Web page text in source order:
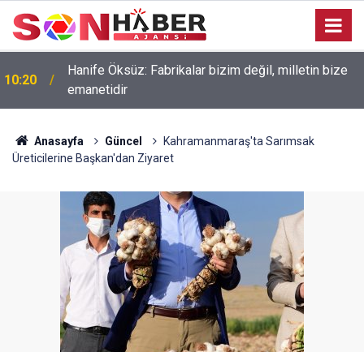
10:20
Hanife Öksüz: Fabrikalar bizim değil, milletin bize
emanetidir
Anasayfa Güncel
Kahramanmaraş'ta Sarımsak
Üreticilerine Başkan'dan Ziyaret